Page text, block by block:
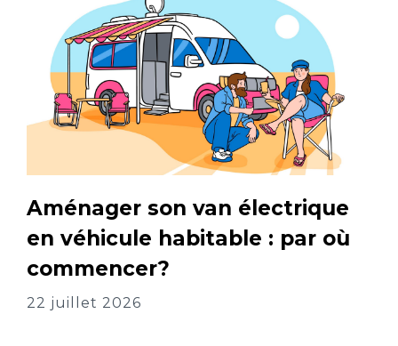
Aménager son van électrique
en véhicule habitable : par où
commencer?
22 juillet 2026